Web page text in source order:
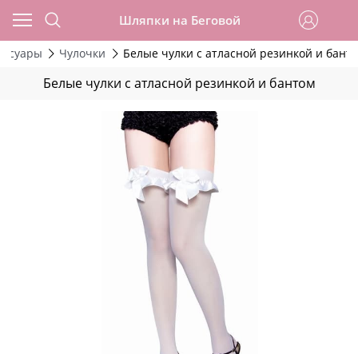
Шляпки на Беговой
Чулочки Белые чулки с атласной резинкой и
Белые чулки с атласной резинкой и бантом